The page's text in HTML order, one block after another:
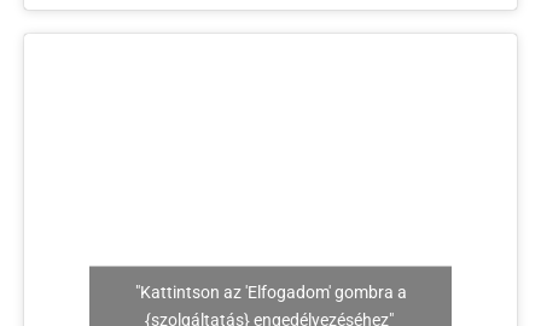
"Kattintson az 'Elfogadom' gombra a
{szolgáltatás} engedélyezéséhez"